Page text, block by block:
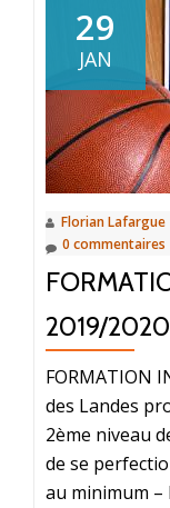
29
JAN
Florian Lafargue
0 commentaires
2019/2020
FORMATION
des Landes
2ème niveau
de se
au minimum –